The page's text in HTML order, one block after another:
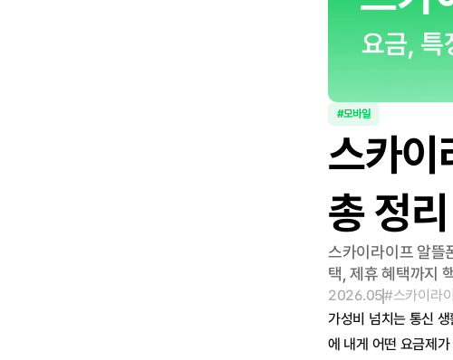
#모바일
스카이
총 정리
스카이라이프 알뜰
택, 제휴 혜택까지
2026.05#스카이라
가성비 넘치는 통신
에 내게 어떤 요금제